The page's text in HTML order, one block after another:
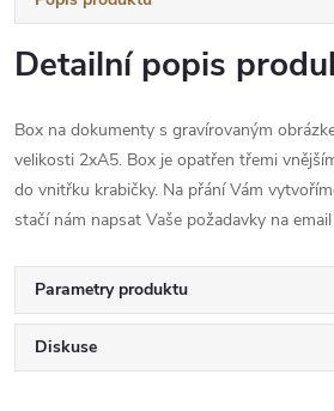
Detailní popis
Box na dokumenty s gravírovaným
velikosti 2xA5. Box je opatřen třemi
do vnitřku krabičky. Na přání Vám
stačí nám napsat Vaše požadavky na email
Parametry produktu
Diskuse